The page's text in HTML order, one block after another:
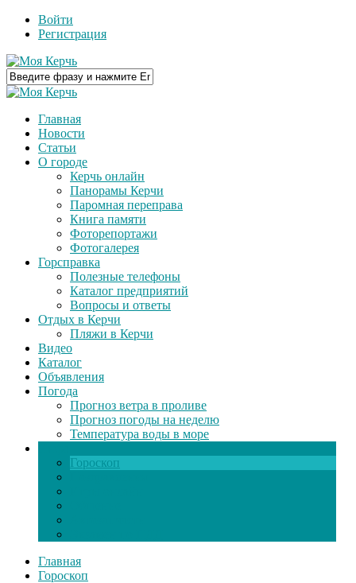
Войти
Регистрация
Главная
Новости
Статьи
О городе
Керчь онлайн
Панорамы Керчи
Паромная переправа
Книга памяти
Фоторепортажи
Фотогалерея
Горсправка
Полезные телефоны
Каталог предприятий
Вопросы и ответы
Отдых в Керчи
Пляжи в Керчи
Видео
Каталог
Объявления
Погода
Прогноз ветра в проливе
Прогноз погоды на неделю
Температура воды в море
Гороскоп
Главная
Гороскоп